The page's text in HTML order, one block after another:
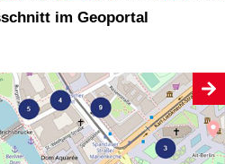
im Geoportal